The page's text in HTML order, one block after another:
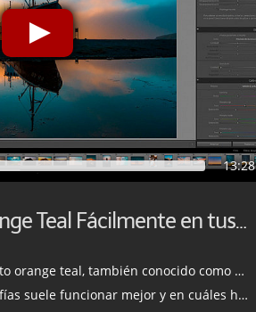
13:28
Aplica el Efecto Orange Teal Fácilmente en tus Fotografías
teal, también conocido como blockbuster
funcionar mejor y en cuáles hay que tener cuidado